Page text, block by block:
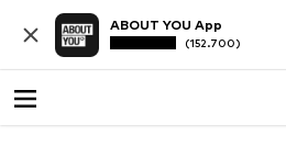
ABOUT YOU App
(152.700)